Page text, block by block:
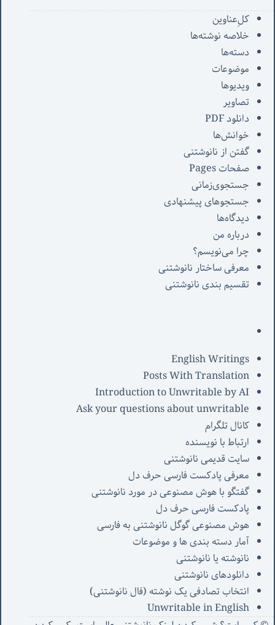
کل‌ِعناوین
خلاصه نوشته‌ها
دسته‌ها
موضوعات
ویدیوها
تصاویر
دانلود PDF
خوانش‌ها
گفتن از نانوشتنی
صفحات Pages
جستجوی‌زمانی
جستجوهای پیشنهادی
دیدگاه‌ها
درباره من
چرا می‌نویسم؟
معرفی‌ ساختار نانوشتنی
تقسیم بندی نانوشتنی
English Writings
Posts With Translation
Introduction to Unwritable by AI
Ask your questions about unwritable
کانال تلگرام
ارتباط با نویسنده
سایت قدیمی نانوشتنی
معرفی پادکست فارسی حرف دل
گفتگو با هوش مصنوعی در مورد نانوشتنی
پادکست فارسی حرف دل
هوش مصنوعی گوگل نانوشتنی به فارسی
آمار دسته بندی ها و موضوعات
نانوشته یا نانوشتنی
دانلودهای نانوشتنی
انتخاب تصادفی یک نوشته (فال نانوشتنی)
Unwritable in English